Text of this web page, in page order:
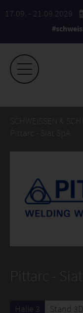
17.09. - 21.09.2029
SCHWEISSEN &
Pittarc - Siat SpA
Pittarc -
Halle 3 Stand